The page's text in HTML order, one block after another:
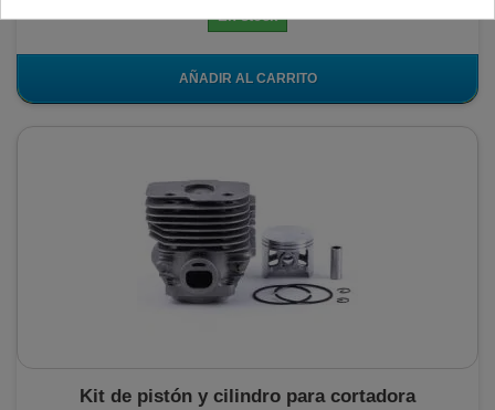
En stock
AÑADIR AL CARRITO
Kit de pistón y cilindro para cortadora